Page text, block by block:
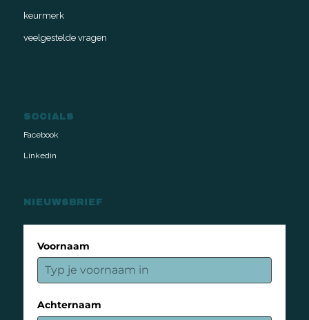
keurmerk
veelgestelde vragen
SOCIALS
Facebook
Linkedin
NIEUWSBRIEF
Voornaam
Achternaam